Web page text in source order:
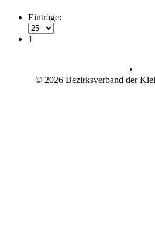
Einträge:
1
•
© 2026 Bezirksverband der